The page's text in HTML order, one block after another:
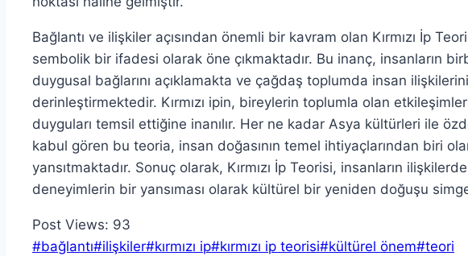
Bağlantı ve ilişkiler açısından önemli bir kavram olan Kırmızı İp
sembolik bir ifadesi olarak öne çıkmaktadır. Bu inanç, insanların
duygusal bağlarını açıklamakta ve çağdaş toplumda insan
derinleştirmektedir. Kırmızı ipin, bireylerin toplumla olan
duyguları temsil ettiğine inanılır. Her ne kadar Asya kültürleri ile
kabul gören bu teoria, insan doğasının temel ihtiyaçlarından biri olan
yansıtmaktadır. Sonuç olarak, Kırmızı İp Teorisi, insanların
deneyimlerin bir yansıması olarak kültürel bir yeniden doğuşu
Post Views: 93
Post
#bağlantı#ilişkiler#kırmızı ip#kırmızı ip teorisi#kültürel önem#teori